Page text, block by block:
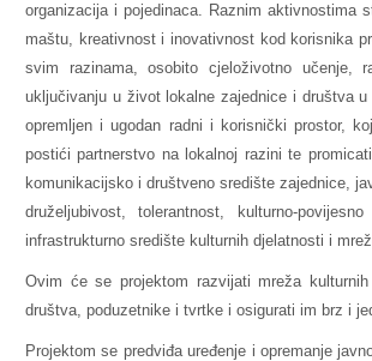
organizacija i pojedinaca. Raznim
maštu, kreativnost i inovativnost kod korisnika
svim razinama, osobito cjeloživotno učenje,
uključivanju u život lokalne zajednice i društva
opremljen i ugodan radni i korisnički prostor,
postići partnerstvo na lokalnoj razini te
komunikacijsko i društveno središte zajednice,
druželjubivost, tolerantnost, kulturno-
infrastrukturno središte kulturnih djelatnosti i
Ovim će se projektom razvijati mreža
društva, poduzetnike i tvrtke i osigurati im brz i
Projektom se predviđa uređenje i opremanje